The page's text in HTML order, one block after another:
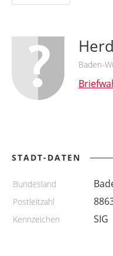
Baden-
STADT-DATEN
Bundesland
Postleitzahl
Kennzeichen SIG